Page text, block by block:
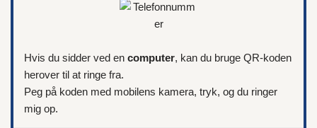
Hvis du sidder ved en computer, kan du bruge QR-koden
herover til at ringe fra.
Peg på koden med mobilens kamera, tryk, og du ringer
mig op.